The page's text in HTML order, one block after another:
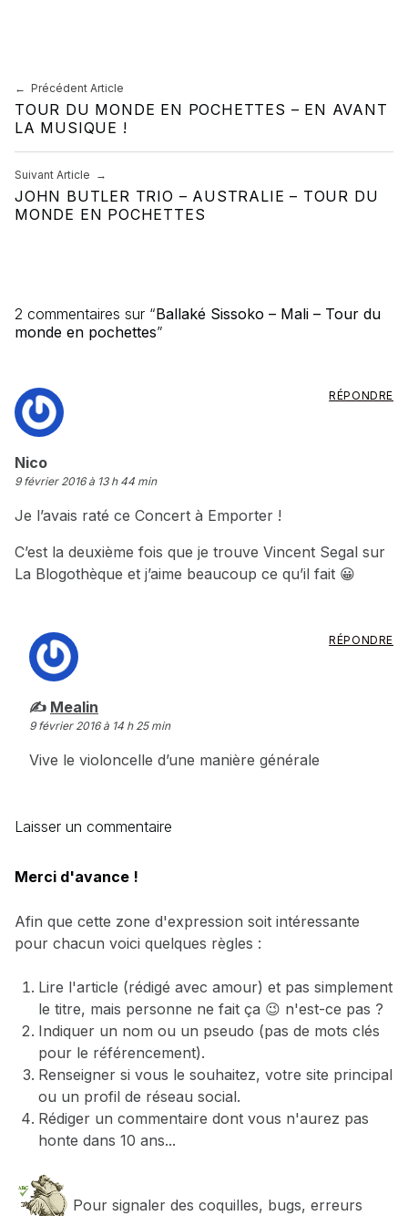
Navigation de l’article
Précédent Article
TOUR DU MONDE EN POCHETTES – EN AVANT
LA MUSIQUE !
Suivant Article
JOHN BUTLER TRIO – AUSTRALIE – TOUR DU
MONDE EN POCHETTES
2 commentaires sur “Ballaké Sissoko – Mali – Tour du
monde en pochettes”
Nico
9 février 2016 à 13 h 44 min
Je l’avais raté ce Concert à Emporter !
C’est la deuxième fois que je trouve Vincent Segal sur
La Blogothèque et j’aime beaucoup ce qu’il fait 😀
RÉPONDRE
Mealin
9 février 2016 à 14 h 25 min
Vive le violoncelle d’une manière générale
RÉPONDRE
Laisser un commentaire
Merci d'avance !
Afin que cette zone d'expression soit intéressante
pour chacun voici quelques règles :
Lire l'article (rédigé avec amour) et pas simplement
le titre, mais personne ne fait ça 😉 n'est-ce pas ?
Indiquer un nom ou un pseudo (pas de mots clés
pour le référencement).
Renseigner si vous le souhaitez, votre site principal
ou un profil de réseau social.
Rédiger un commentaire dont vous n'aurez pas
honte dans 10 ans...
Pour signaler des coquilles, bugs, erreurs